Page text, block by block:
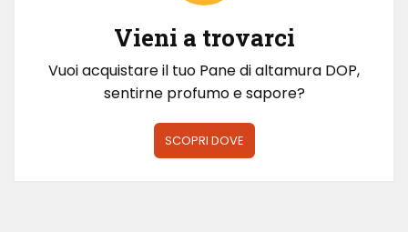
Vieni a trovarci
Vuoi acquistare il tuo Pane di altamura DOP,
sentirne profumo e sapore?
SCOPRI DOVE